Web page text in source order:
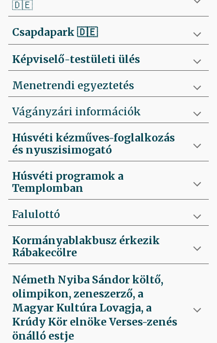
🇩🇪
Csapdapark 🇩🇪
Képviselő-testületi ülés
Menetrendi egyeztetés
Vágányzári információk
Húsvéti kézműves-foglalkozás
és nyuszisimogató
Húsvéti programok a
Templomban
Falulottó
Kormányablakbusz érkezik
Rábakecölre
Németh Nyiba Sándor költő,
olimpikon, zeneszerző, a
Magyar Kultúra Lovagja, a
Krúdy Kör elnöke Verses-zenés
önálló estje